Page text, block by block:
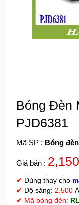
Bóng Đèn
PJD6381
Mã SP : Bóng
Giá bán :
✔ Dùng thay cho
✔ Độ sáng: 2.500
✔ Mã bóng đèn: